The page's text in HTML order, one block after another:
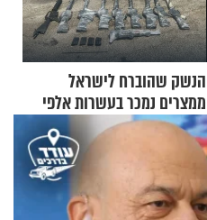
הנשק שהוברח לישראל
ממצרים נמכר בעשרות אלפי
שקלים